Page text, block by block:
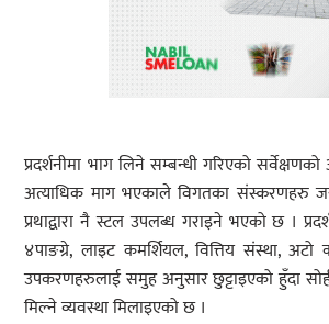
प्रदर्शनीमा भाग लिने सम्बन्धी गरिएको
अत्याधिक माग भएकाले विगतका संस्करणहरु
प्रथाद्वारा नै स्टल उपलब्ध गराइने भएको छ ।
४पाङग्रे, लाइट कमर्शियल, वित्तिय संस्था,
उपकरणहरुलाई समुह अनुसार छुट्टाइएको हुँदा
मिल्ने व्यवस्था मिलाइएको छ ।